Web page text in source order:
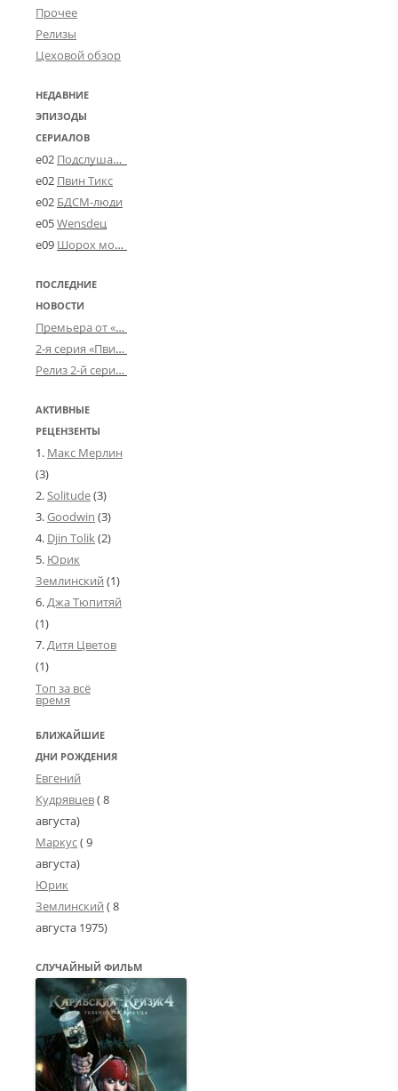
Прочее
Релизы
Цеховой обзор
НЕДАВНИЕ
ЭПИЗОДЫ
СЕРИАЛОВ
e02 Подслушано в Угличе
e02 Пвин Тикс
e02 БДСМ-люди
e05Wensdeц
e09 Шорох мозговины
ПОСЛЕДНИЕ
НОВОСТИ
Премьера от «Усталого королевства»: «Игорь начал»
2-я серия «Пвин Тикса» от 2-D
Релиз 2-й серии «БДСМ-людей» от «Аркада Фильм»
АКТИВНЫЕ
РЕЦЕНЗЕНТЫ
Макс Мерлин
(3)
Solitude(3)
Goodwin (3)
Djin Tolik(2)
Юрик
Землинский (1)
Джа Тюпитяй
(1)
Дитя Цветов
(1)
Топ за всё
время
БЛИЖАЙШИЕ
ДНИ РОЖДЕНИЯ
Евгений
Кудрявцев( 8
августа)
Маркус( 9
августа)
Юрик
Землинский (8
августа 1975)
СЛУЧАЙНЫЙ ФИЛЬМ